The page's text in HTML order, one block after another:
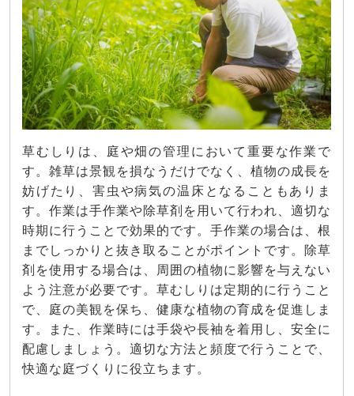
草むしりは、庭や畑の管理において重要な作業で
す。雑草は景観を損なうだけでなく、植物の成長を
妨げたり、害虫や病気の温床となることもありま
す。作業は手作業や除草剤を用いて行われ、適切な
時期に行うことで効果的です。手作業の場合は、根
までしっかりと抜き取ることがポイントです。除草
剤を使用する場合は、周囲の植物に影響を与えない
よう注意が必要です。草むしりは定期的に行うこと
で、庭の美観を保ち、健康な植物の育成を促進しま
す。また、作業時には手袋や長袖を着用し、安全に
配慮しましょう。適切な方法と頻度で行うことで、
快適な庭づくりに役立ちます。